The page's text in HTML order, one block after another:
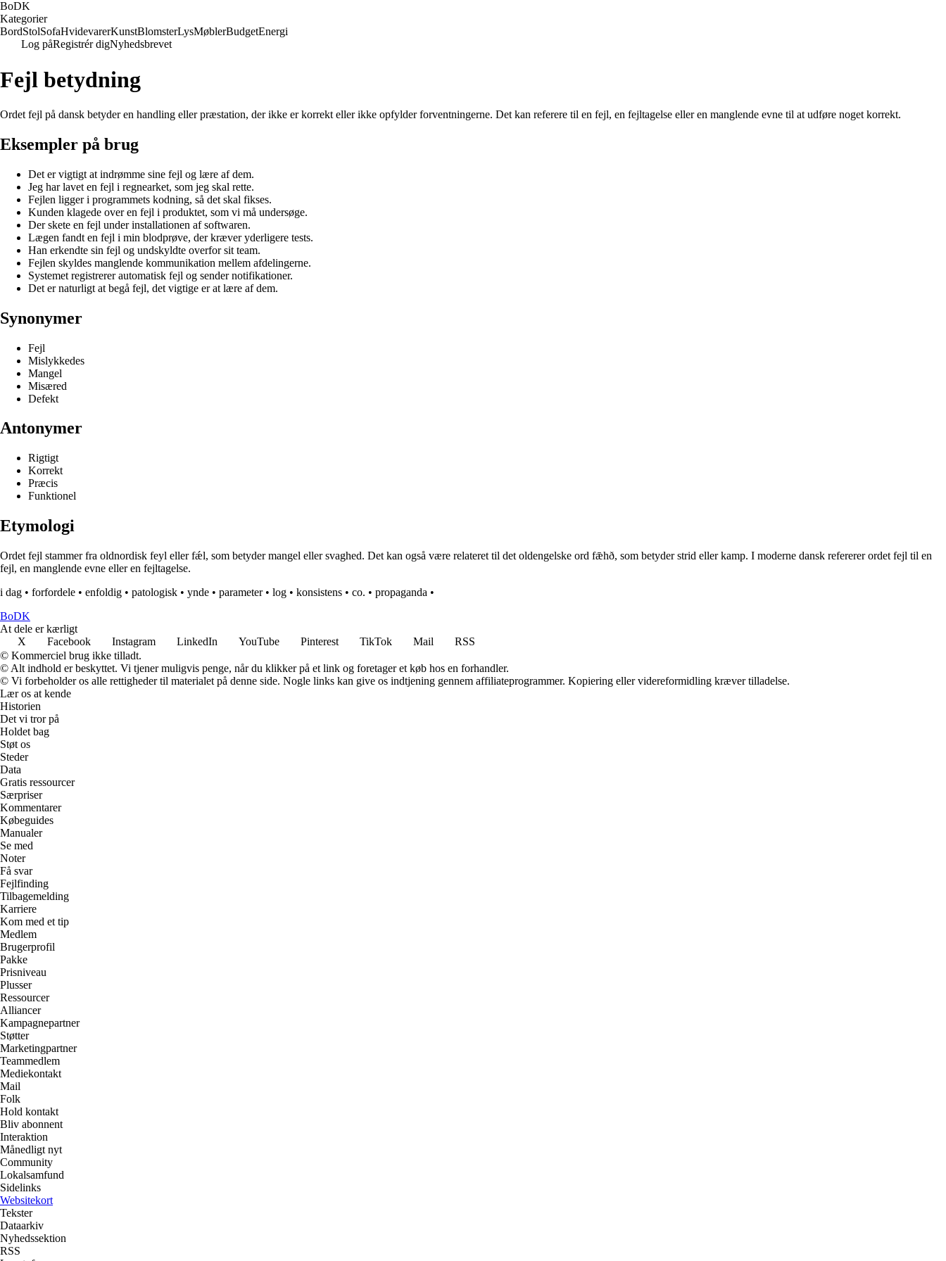
BoDK
Kategorier
BordStolSofaHvidevarerKunstBlomsterLysMøblerBudgetEnergi
Log påRegistrér digNyhedsbrevet
Fejl betydning
Ordet fejl på dansk betyder en handling eller præstation, der ikke er korrekt eller ikke opfylder forventningerne. Det kan referere til en fejl, en fejltagelse eller en manglende evne til at udføre noget korrekt.
Eksempler på brug
Det er vigtigt at indrømme sine fejl og lære af dem.
Jeg har lavet en fejl i regnearket, som jeg skal rette.
Fejlen ligger i programmets kodning, så det skal fikses.
Kunden klagede over en fejl i produktet, som vi må undersøge.
Der skete en fejl under installationen af softwaren.
Lægen fandt en fejl i min blodprøve, der kræver yderligere tests.
Han erkendte sin fejl og undskyldte overfor sit team.
Fejlen skyldes manglende kommunikation mellem afdelingerne.
Systemet registrerer automatisk fejl og sender notifikationer.
Det er naturligt at begå fejl, det vigtige er at lære af dem.
Synonymer
Fejl
Mislykkedes
Mangel
Misæred
Defekt
Antonymer
Rigtigt
Korrekt
Præcis
Funktionel
Etymologi
Ordet fejl stammer fra oldnordisk feyl eller fǽl, som betyder mangel eller svaghed. Det kan også være relateret til det oldengelske ord fǣhð, som betyder strid eller kamp. I moderne dansk refererer ordet fejl til en
fejl, en manglende evne eller en fejltagelse.
i dag • forfordele • enfoldig • patologisk • ynde • parameter• log • konsistens • co. • propaganda •
BoDK
At dele er kærligt
X
Facebook Instagram LinkedIn YouTube Pinterest TikTok Mail
RSS
© Kommerciel brug ikke tilladt.
© Alt indhold er beskyttet. Vi tjener muligvis penge, når du klikker på et link og foretager et køb hos en forhandler.
© Vi forbeholder os alle rettigheder til materialet på denne side. Nogle links kan give os indtjening gennem affiliateprogrammer. Kopiering eller videreformidling kræver tilladelse.
Lær os at kende
Historien
Det vi tror på
Holdet bag
Støt os
Steder
Data
Gratis ressourcer
Særpriser
Kommentarer
Købeguides
Manualer
Se med
Noter
Få svar
Fejlfinding
Tilbagemelding
Karriere
Kom med et tip
Medlem
Brugerprofil
Pakke
Prisniveau
Plusser
Ressourcer
Alliancer
Kampagnepartner
Støtter
Marketingpartner
Teammedlem
Mediekontakt
Mail
Folk
Hold kontakt
Bliv abonnent
Interaktion
Månedligt nyt
Community
Lokalsamfund
Sidelinks
Websitekort
Tekster
Dataarkiv
Nyhedssektion
RSS